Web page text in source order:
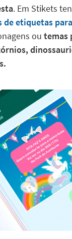
. Em Stikets
de etiquetas
ou temas